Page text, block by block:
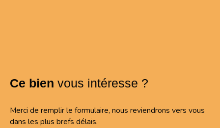
Ce bien vous intéresse ?
Merci de remplir le formulaire, nous reviendrons vers vous
dans les plus brefs délais.